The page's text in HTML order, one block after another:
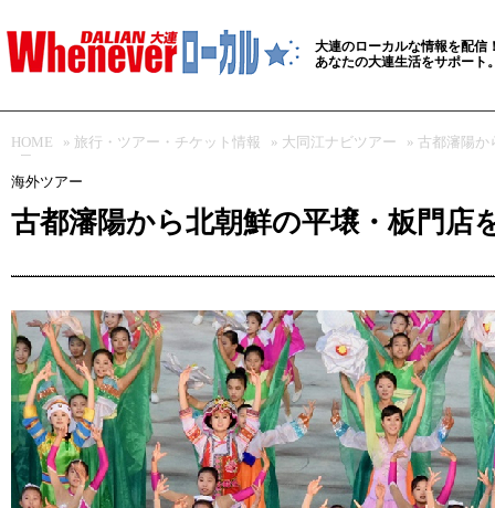
大連のローカルな情報を配信
あなたの大連生活をサポート
HOME » 旅行・ツアー・チケット情報 » 大同江ナビツアー
» 古都瀋陽
海外ツアー
古都瀋陽から北朝鮮の平壌・板門店